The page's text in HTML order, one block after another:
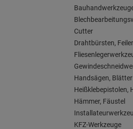
Cutter
Drahtbürsten,
Handsägen,
Heißklebepistolen,
Hämmer, Fäustel
KFZ-Werkzeuge